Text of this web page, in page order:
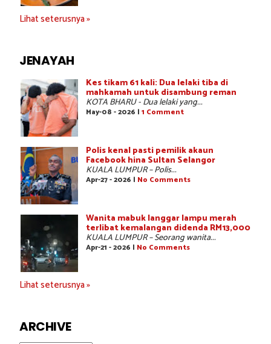
Lihat seterusnya »
JENAYAH
Kes tikam 61 kali: Dua lelaki tiba di
mahkamah untuk disambung reman
KOTA BHARU - Dua lelaki yang...
May-08 - 2026 | 1 Comment
Polis kenal pasti pemilik akaun
Facebook hina Sultan Selangor
KUALA LUMPUR – Polis...
Apr-27 - 2026 | No Comments
Wanita mabuk langgar lampu merah
terlibat kemalangan didenda RM13,000
KUALA LUMPUR – Seorang wanita...
Apr-21 - 2026 | No Comments
Lihat seterusnya »
ARCHIVE